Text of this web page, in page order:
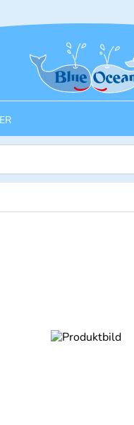
Startseite